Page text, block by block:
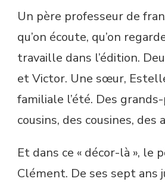
Un père professeur de
qu’on écoute, qu’on
travaille dans l’édition.
et Victor. Une sœur,
familiale l’été. Des
cousins, des cousines, des
Et dans ce « décor-là », le
Clément. De ses sept ans